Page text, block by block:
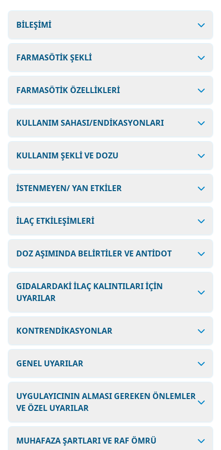
BİLEŞİMİ
FARMASÖTİK ŞEKLİ
FARMASÖTİK ÖZELLİKLERİ
KULLANIM SAHASI/ENDİKASYONLARI
KULLANIM ŞEKLİ VE DOZU
İSTENMEYEN/ YAN ETKİLER
İLAÇ ETKİLEŞİMLERİ
DOZ AŞIMINDA BELİRTİLER VE ANTİDOT
GIDALARDAKİ İLAÇ KALINTILARI İÇİN
UYARILAR
KONTRENDİKASYONLAR
GENEL UYARILAR
UYGULAYICININ ALMASI GEREKEN ÖNLEMLER
VE ÖZEL UYARILAR
MUHAFAZA ŞARTLARI VE RAF ÖMRÜ